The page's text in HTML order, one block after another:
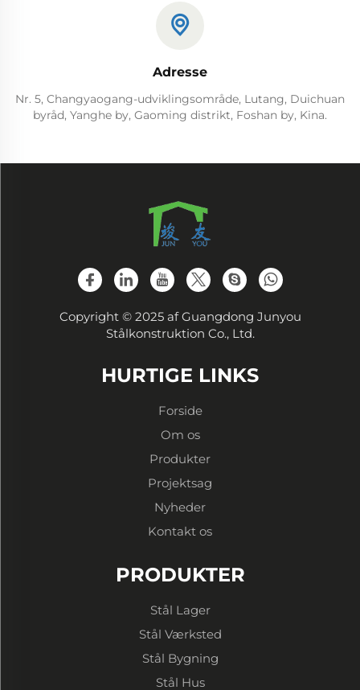
Adresse
Nr. 5, Changyaogang-udviklingsområde, Lutang, Duichuan
byråd, Yanghe by, Gaoming distrikt, Foshan by, Kina.
Copyright © 2025 af Guangdong Junyou
Stålkonstruktion Co., Ltd.
HURTIGE LINKS
Forside
Om os
Produkter
Projektsag
Nyheder
Kontakt os
PRODUKTER
Stål Lager
Stål Værksted
Stål Bygning
Stål Hus